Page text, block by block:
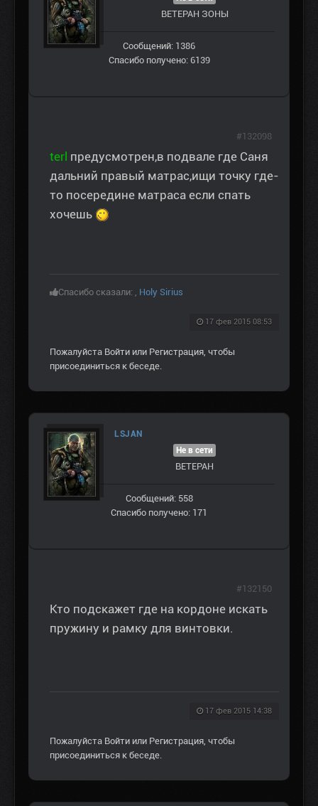
ВЕТЕРАН ЗOНЫ
Сообщений: 1386
Спасибо получено: 6139
terl предусмотрен,в подвале где Саня
дальний правый матрас,ищи точку где-
то посередине матраса если спать
хочешь
Спасибо сказали: Holy Sirius
17 фев 2015 08:53
#132098
Пожалуйста Войти или Регистрация , чтобы
присоединиться к беседе.
LSJAN
Не в сети
ВЕТЕРАН
Сообщений: 558
Спасибо получено: 171
Кто подскажет где на кордоне искать
пружину и рамку для винтовки.
17 фев 2015 14:38
#132150
Пожалуйста Войти или Регистрация , чтобы
присоединиться к беседе.